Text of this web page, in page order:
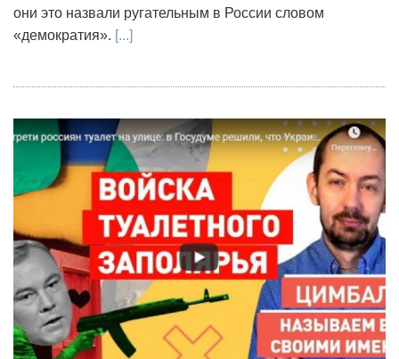
они это назвали ругательным в России словом
«демократия». [...]